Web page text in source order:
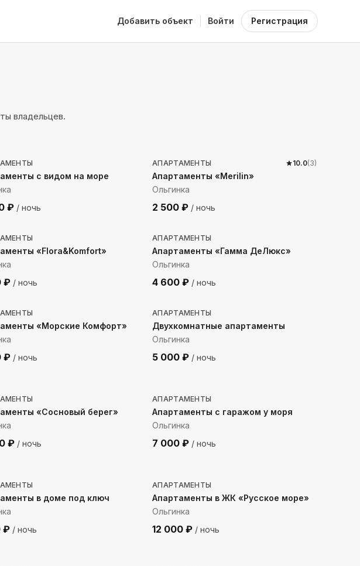
Добавить объект Войти Регистрация
владельцев.
с видом на море
₽ / ночь
АПАРТАМЕНТЫ 10.0(3)
Апартаменты «Merilin»
Ольгинка
2 500 ₽ / ночь
м до моря
«Flora&Komfort»
₽ / ночь
633м до моря
АПАРТАМЕНТЫ
Апартаменты «Гамма ДеЛюкс»
Ольгинка
4 600 ₽ / ночь
м до моря
«Морские Комфорт»
₽ / ночь
535м до моря
АПАРТАМЕНТЫ
Двухкомнатные апартаменты
Ольгинка
5 000 ₽ / ночь
«Сосновый берег»
₽ / ночь
АПАРТАМЕНТЫ
Апартаменты с гаражом у моря
Ольгинка
7 000 ₽ / ночь
в доме под ключ
₽ / ночь
АПАРТАМЕНТЫ
Апартаменты в ЖК «Русское море»
Ольгинка
12 000 ₽ / ночь